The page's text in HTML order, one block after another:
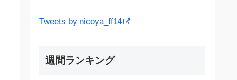
Tweets by nicoya_ff14
週間ランキング